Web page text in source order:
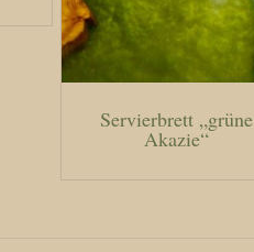
Servierbrett „grüne
Akazie“